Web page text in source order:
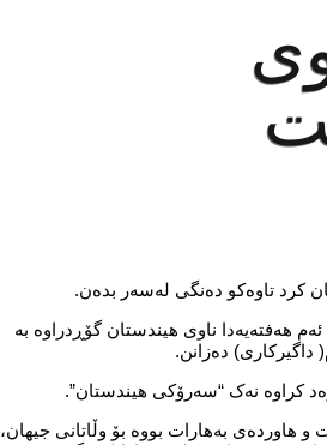
کرد تاوەکو دەنگی لەسەر بدەن.
) وشەیەکی سانسکریتی کۆنە، هاوکات لە بانگهێشتنامەکانی میوانانی بەشداریکردن لە لوتکەی گروپی جی 20ی ئەم هەفتەیەدا ناوی هیندستان گۆڕدراوە بە
داگیرکاری) دەزانن.
بەهارات بووە بۆ وڵاتانی جیهان،